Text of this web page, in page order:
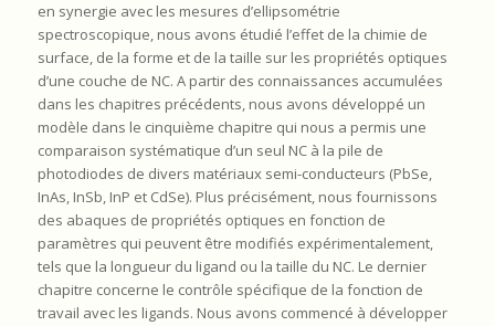
en synergie avec les mesures d’ellipsométrie
spectroscopique, nous avons étudié l’effet de la chimie de
surface, de la forme et de la taille sur les propriétés optiques
d’une couche de NC. A partir des connaissances accumulées
dans les chapitres précédents, nous avons développé un
modèle dans le cinquième chapitre qui nous a permis une
comparaison systématique d’un seul NC à la pile de
photodiodes de divers matériaux semi-conducteurs (PbSe,
InAs, InSb, InP et CdSe). Plus précisément, nous fournissons
des abaques de propriétés optiques en fonction de
paramètres qui peuvent être modifiés expérimentalement,
tels que la longueur du ligand ou la taille du NC. Le dernier
chapitre concerne le contrôle spécifique de la fonction de
travail avec les ligands. Nous avons commencé à développer